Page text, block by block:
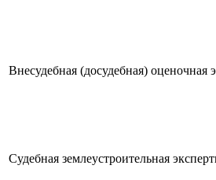
Внесудебная (досудебная) оценочная
Судебная землеустроительная